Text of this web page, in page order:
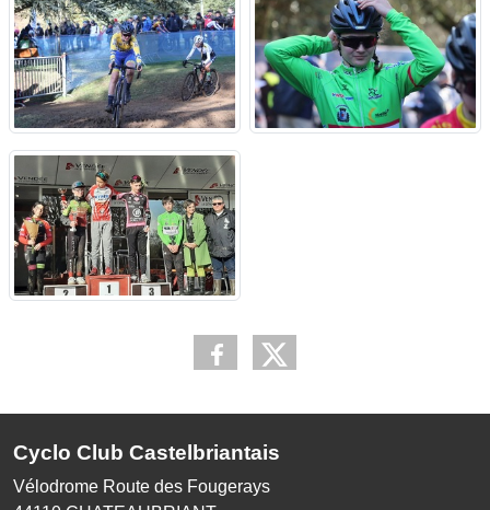
Cyclo Club Castelbriantais
Vélodrome Route des Fougerays